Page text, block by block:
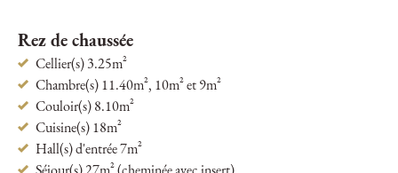
Rez de chaussée
Cellier(s) 3.25m²
Chambre(s) 11.40m², 10m² et 9m²
Couloir(s) 8.10m²
Cuisine(s) 18m²
Hall(s) d'entrée 7m²